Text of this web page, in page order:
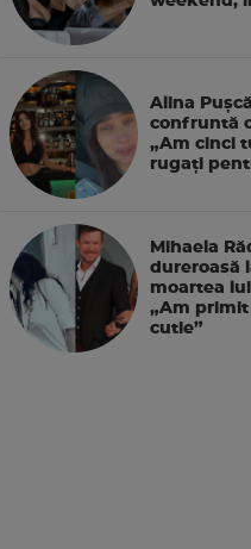
Alina
confruntă
„Am cinci
rugați
Mihaela
dureroasă
moartea
„Am
cutie”